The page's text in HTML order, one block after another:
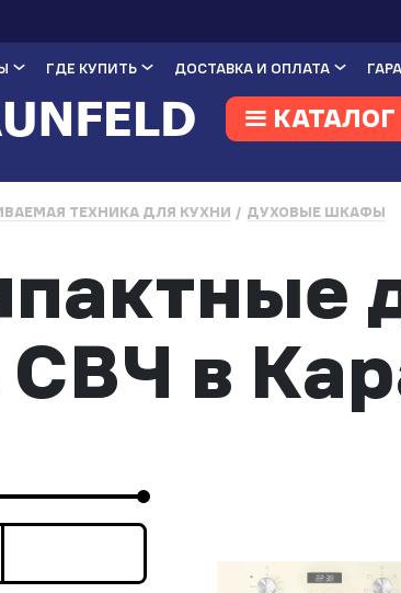
ГДЕ КУПИТЬ ДОСТАВКА И ОПЛАТА
КАТАЛОГ
ТЕХНИКА ДЛЯ КУХНИ ДУХОВЫЕ ШКАФЫ
СВЧ в